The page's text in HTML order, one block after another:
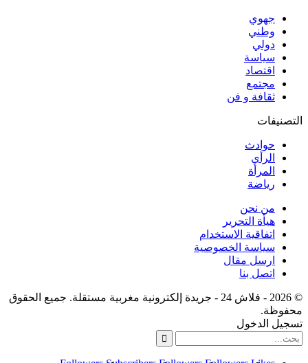
جهوي
وطني
دولي
سياسة
اقتصاد
مجتمع
ثقافة و فن
التصنيفات
حوادث
الرأي
المرأة
رياضة
من نحن
هيأة التحرير
اتفاقية الاستخدام
سياسة الخصوصية
ارسل مقال
اتصل بنا
© 2026 - فلاش 24 - جريدة إلكترونية مغربية مستقلة. جميع الحقوق
محفوظة.
تسجيل الدخول